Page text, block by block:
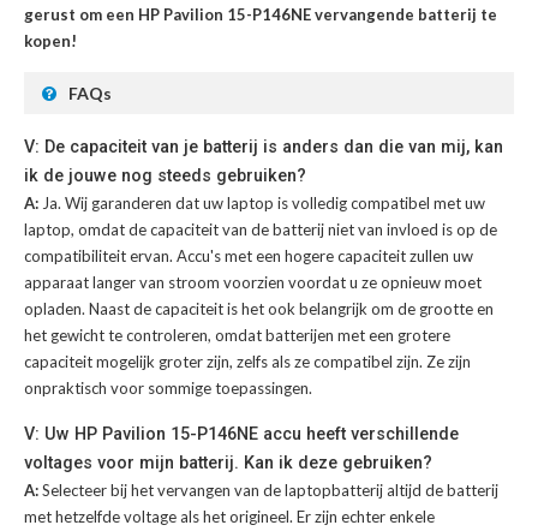
gerust om een HP Pavilion 15-P146NE vervangende batterij te
kopen!
FAQs
V: De capaciteit van je batterij is anders dan die van mij, kan
ik de jouwe nog steeds gebruiken?
A: Ja. Wij garanderen dat uw laptop is volledig compatibel met uw
laptop, omdat de capaciteit van de batterij niet van invloed is op de
compatibiliteit ervan. Accu's met een hogere capaciteit zullen uw
apparaat langer van stroom voorzien voordat u ze opnieuw moet
opladen. Naast de capaciteit is het ook belangrijk om de grootte en
het gewicht te controleren, omdat batterijen met een grotere
capaciteit mogelijk groter zijn, zelfs als ze compatibel zijn. Ze zijn
onpraktisch voor sommige toepassingen.
V: Uw HP Pavilion 15-P146NE accu heeft verschillende
voltages voor mijn batterij. Kan ik deze gebruiken?
A:Selecteer bij het vervangen van de laptopbatterij altijd de batterij
met hetzelfde voltage als het origineel. Er zijn echter enkele